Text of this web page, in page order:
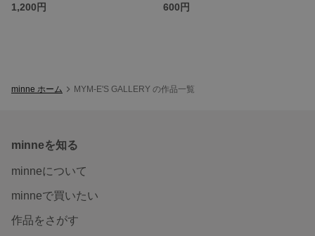
1,200円
600円
minne ホーム MYM-E'S GALLERY の作品一覧
minneを知る
minneについて
minneで買いたい
作品をさがす